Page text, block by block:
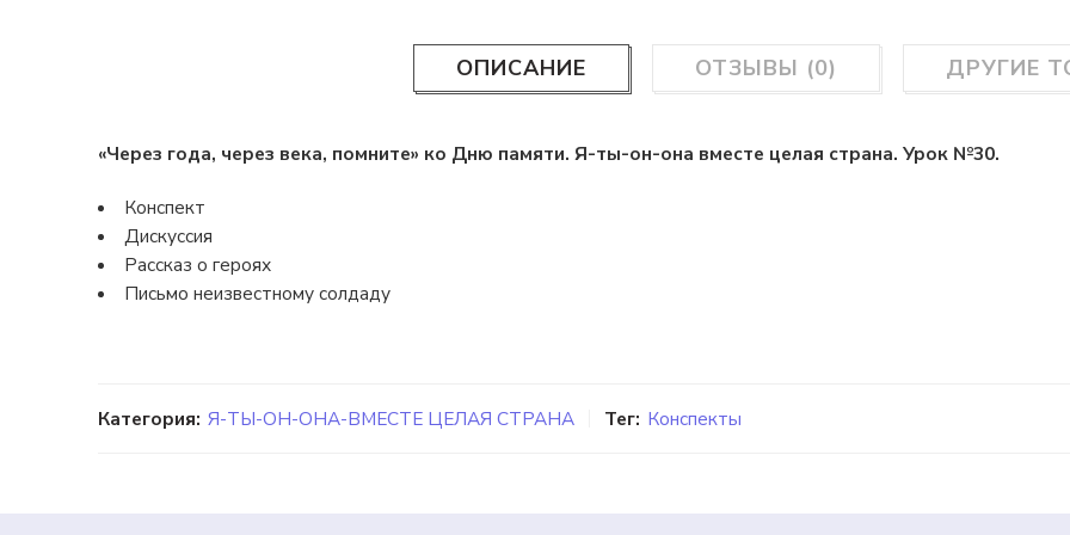
ОПИСАНИЕ ОТЗЫВЫ (0) ДРУГИЕ
«Через года, через века, помните» ко Дню памяти. Я-ты-он-она вместе целая страна. Урок №30.
Конспект
Дискуссия
Рассказ о героях
Письмо неизвестному солдаду
Категория: Я-ТЫ-ОН-ОНА-ВМЕСТЕ ЦЕЛАЯ СТРАНА Тег: Конспекты